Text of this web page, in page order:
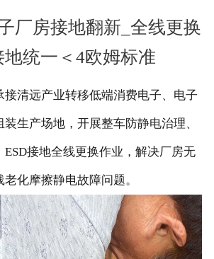
厂房接地翻新_全线更换
地统一＜4欧姆标准
接清远产业转移低端消费电子、电子
生产场地，开展整车防静电治理、
接地全线更换作业，解决厂房无
化摩擦静电故障问题。